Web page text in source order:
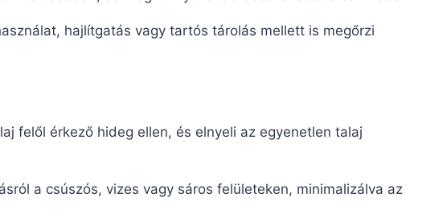
hajlítgatás vagy tartós tárolás mellett is megőrzi
felől érkező hideg ellen, és elnyeli az egyenetlen talaj
a csúszós, vizes vagy sáros felületeken, minimalizálva az